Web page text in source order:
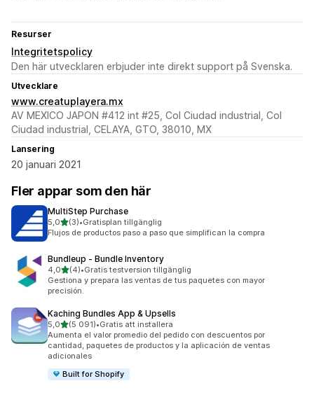
Resurser
Integritetspolicy
Den här utvecklaren erbjuder inte direkt support på Svenska.
Utvecklare
www.creatuplayera.mx
AV MEXICO JAPON #412 int #25, Col Ciudad industrial, Col
Ciudad industrial, CELAYA, GTO, 38010, MX
Lansering
20 januari 2021
Fler appar som den här
MultiStep Purchase
5,0av 5 stjärnor
(3)
3 recensioner totalt
•Gratisplan tillgänglig
Flujos de productos paso a paso que simplifican la compra
Bundleup ‑ Bundle Inventory
4,0av 5 stjärnor
(4)
4 recensioner totalt
•Gratis testversion tillgänglig
Gestiona y prepara las ventas de tus paquetes con mayor
precisión.
Kaching Bundles App & Upsells
5,0av 5 stjärnor
(5 091)
5091 recensioner totalt
•Gratis att installera
Aumenta el valor promedio del pedido con descuentos por
cantidad, paquetes de productos y la aplicación de ventas
adicionales
Built for Shopify